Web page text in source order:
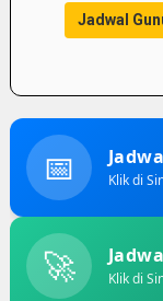
Jadwal
📅 Klik di
🚀 Klik di